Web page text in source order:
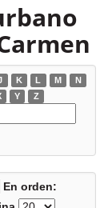
K L M
N
Y Z
En orden: